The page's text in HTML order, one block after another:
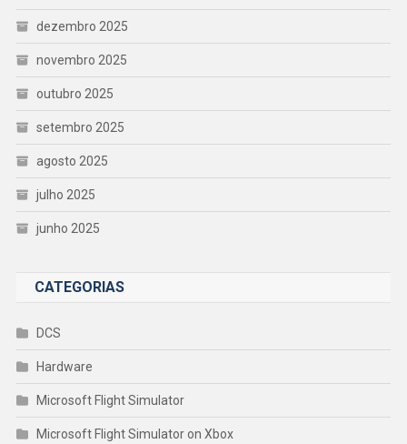
dezembro 2025
novembro 2025
outubro 2025
setembro 2025
agosto 2025
julho 2025
junho 2025
CATEGORIAS
DCS
Hardware
Microsoft Flight Simulator
Microsoft Flight Simulator on Xbox